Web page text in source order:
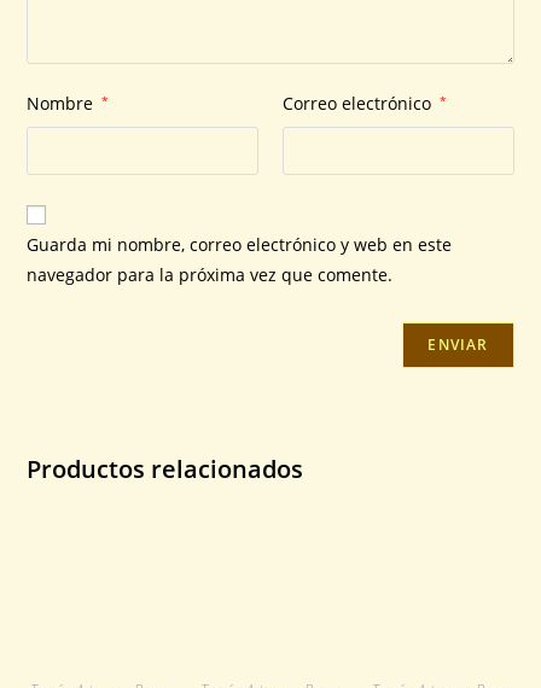
Nombre * Correo electrónico *
Guarda mi nombre, correo electrónico y web en este
navegador para la próxima vez que comente.
Productos relacionados